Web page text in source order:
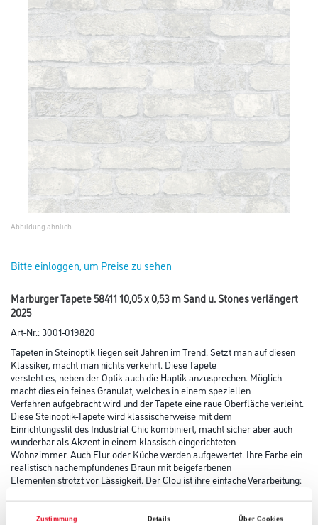
Zustimmung Details Über Cookies
Abbildung ähnlich
Bitte einloggen, um Preise zu sehen
Marburger Tapete 58411 10,05 x 0,53 m Sand u. Stones verlängert
2025
Art-Nr.:3001-019820
Tapeten in Steinoptik liegen seit Jahren im Trend. Setzt man auf diesen
Klassiker, macht man nichts verkehrt. Diese Tapete
versteht es, neben der Optik auch die Haptik anzusprechen. Möglich
macht dies ein feines Granulat, welches in einem speziellen
Verfahren aufgebracht wird und der Tapete eine raue Oberfläche verleiht.
Diese Steinoptik-Tapete wird klassischerweise mit dem
Einrichtungsstil des Industrial Chic kombiniert, macht sicher aber auch
wunderbar als Akzent in einem klassisch eingerichteten
Wohnzimmer. Auch Flur oder Küche werden aufgewertet. Ihre Farbe ein
realistisch nachempfundenes Braun mit beigefarbenen
Elementen strotzt vor Lässigkeit. Der Clou ist ihre einfache Verarbeitung:
Tapete eingelegt, und festgedrückt. Fertig. Und wenn ein Tapetenwechsel
ansteht, lässt sie sich ebenso leicht wieder entfernen: